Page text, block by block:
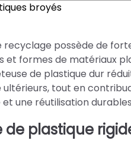
broyés
possède de
formes de matériaux
de plastique dur
tout en
une réutilisation
plastique